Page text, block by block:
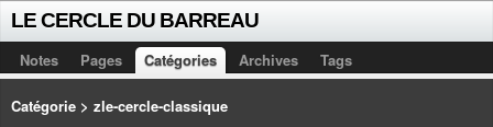
LE CERCLE DU BARREAU
Notes Pages Catégories Archives Tags
Catégorie > zle-cercle-classique